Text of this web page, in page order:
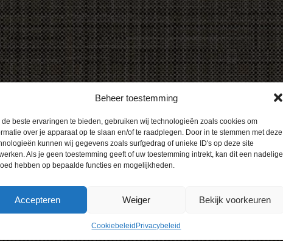
Beheer toestemming
de beste ervaringen te bieden, gebruiken wij technologieën zoals cookies om
over je apparaat op te slaan en/of te raadplegen. Door in te stemmen met deze
kunnen wij gegevens zoals surfgedrag of unieke ID's op deze site
Als je geen toestemming geeft of uw toestemming intrekt, kan dit een nadelige
hebben op bepaalde functies en mogelijkheden.
Accepteren Weiger Bekijk voorkeuren
Cookiebeleid Privacybeleid